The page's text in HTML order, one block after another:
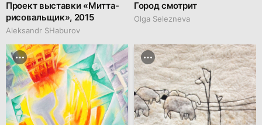
Проект выставки «Митта-
рисовальщик», 2015
Аleksandr SHaburov
Город смотрит
Olga Selezneva